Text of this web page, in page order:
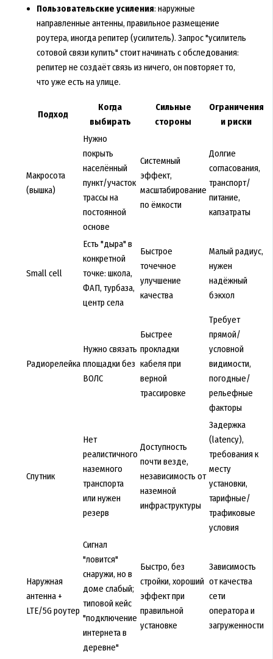
Пользовательские усиления: наружные
направленные антенны, правильное размещение
роутера, иногда репитер (усилитель). Запрос "усилитель
сотовой связи купить" стоит начинать с обследования:
репитер не создаёт связь из ничего, он повторяет то,
что уже есть на улице.
Подход
Когда
выбирать
Сильные
стороны
Ограничения
и риски
Макросота
(вышка)
Нужно
покрыть
населённый
пункт/участок
трассы на
постоянной
основе
Системный
эффект,
масштабирование
по ёмкости
Долгие
согласования,
транспорт/
питание,
капзатраты
Small cell
Есть "дыра" в
конкретной
точке: школа,
ФАП, турбаза,
центр села
Быстрое
точечное
улучшение
качества
Малый радиус,
нужен
надёжный
бэкхол
Радиорелейка
Нужно связать
площадки без
ВОЛС
Быстрее
прокладки
кабеля при
верной
трассировке
Требует
прямой/
условной
видимости,
погодные/
рельефные
факторы
Спутник
Нет
реалистичного
наземного
транспорта
или нужен
резерв
Доступность
почти везде,
независимость от
наземной
инфраструктуры
Задержка
(latency),
требования к
месту
установки,
тарифные/
трафиковые
условия
Наружная
антенна +
LTE/5G роутер
Сигнал
"ловится"
снаружи, но в
доме слабый;
типовой кейс
"подключение
интернета в
деревне"
Быстро, без
стройки, хороший
эффект при
правильной
установке
Зависимость
от качества
сети
оператора и
загруженности